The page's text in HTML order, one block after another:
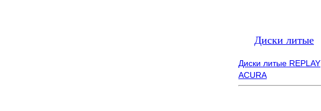
Диски литые
Диски литые REPLAY
ACURA